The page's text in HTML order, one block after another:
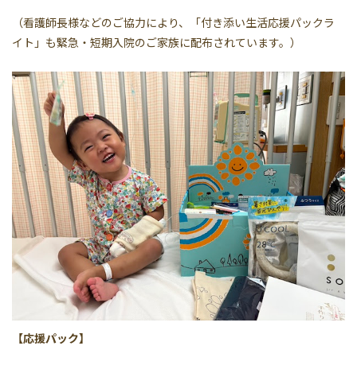
（看護師長様などのご協力により、「付き添い生活応援パックラ
イト」も緊急・短期入院のご家族に配布されています。）
【応援パック】